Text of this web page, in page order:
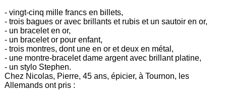
- vingt-cinq mille francs en billets,
- trois bagues or avec brillants et rubis et un sautoir en or,
- un bracelet en or,
- un bracelet or pour enfant,
- trois montres, dont une en or et deux en métal,
- une montre-bracelet dame argent avec brillant platine,
- un stylo Stephen.
Chez Nicolas, Pierre, 45 ans, épicier, à Tournon, les
Allemands ont pris :